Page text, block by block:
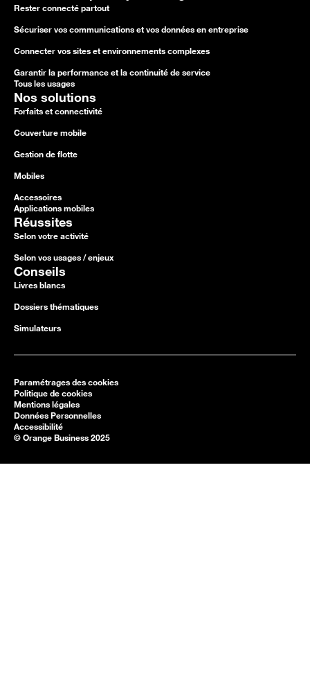
Rester connecté partout
Sécuriser vos communications et vos données en entreprise
Connecter vos sites et environnements complexes
Garantir la performance et la continuité de service
Tous les usages
Nos solutions
Forfaits et connectivité
Couverture mobile
Gestion de flotte
Mobiles
Accessoires
Applications mobiles
Réussites
Selon votre activité
Selon vos usages / enjeux
Conseils
Livres blancs
Dossiers thématiques
Simulateurs
Paramétrages des cookies
Politique de cookies
Mentions légales
Données Personnelles
Accessibilité
© Orange Business 2025